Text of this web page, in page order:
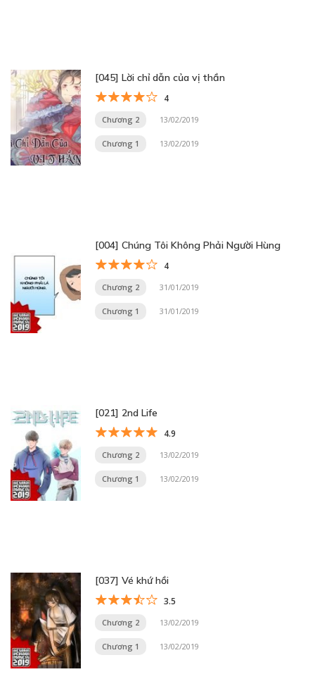
[045] Lời chỉ dẫn của vị thần
4
Chương 2 13/02/2019
Chương 1 13/02/2019
[004] Chúng Tôi Không Phải Người Hùng
4
Chương 2 31/01/2019
Chương 1 31/01/2019
[021] 2nd Life
4.9
Chương 2 13/02/2019
Chương 1 13/02/2019
[037] Vé khứ hồi
3.5
Chương 2 13/02/2019
Chương 1 13/02/2019